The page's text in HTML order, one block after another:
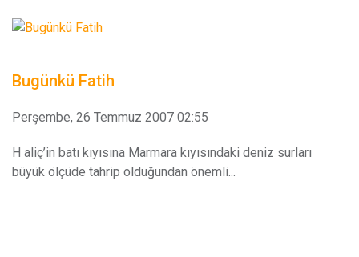
Bugünkü Fatih
Perşembe, 26 Temmuz 2007 02:55
H aliç’in batı kıyısına Marmara kıyısındaki deniz surları
büyük ölçüde tahrip olduğundan önemli...